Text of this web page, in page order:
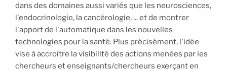
dans des domaines aussi variés que les neurosciences,
l'endocrinologie, la cancérologie, ... et de montrer
l'apport de l'automatique dans les nouvelles
technologies pour la santé. Plus précisément, l'idée
vise à accroître la visibilité des actions menées par les
chercheurs et enseignants/chercheurs exerçant en